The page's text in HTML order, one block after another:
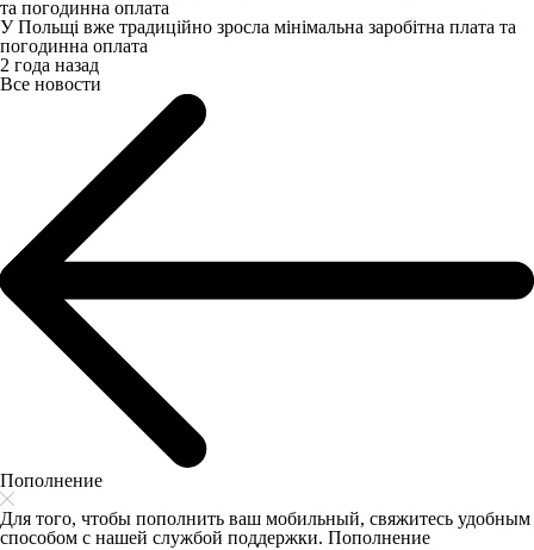
У Польщі вже традиційно зросла мінімальна заробітна плата та
погодинна оплата
2 года назад
Все новости
Пополнение
Для того, чтобы пополнить ваш мобильный, свяжитесь удобным
способом с нашей службой поддержки. Пополнение